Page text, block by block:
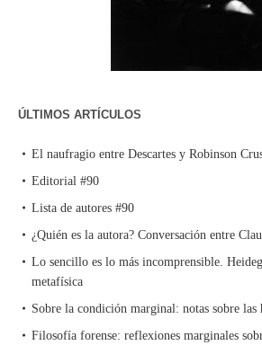
ÚLTIMOS ARTÍCULOS
El naufragio entre Descartes y Robinson
Editorial #90
Lista de autores #90
¿Quién es la autora? Conversación entre
Lo sencillo es lo más incomprensible.
metafísica
Sobre la condición marginal: notas sobre las
Filosofía forense: reflexiones marginales